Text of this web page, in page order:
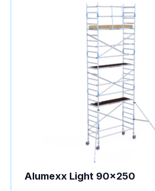
Alumexx Light 90×250